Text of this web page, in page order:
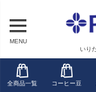
MENU
いり
全商品一覧 コーヒー豆